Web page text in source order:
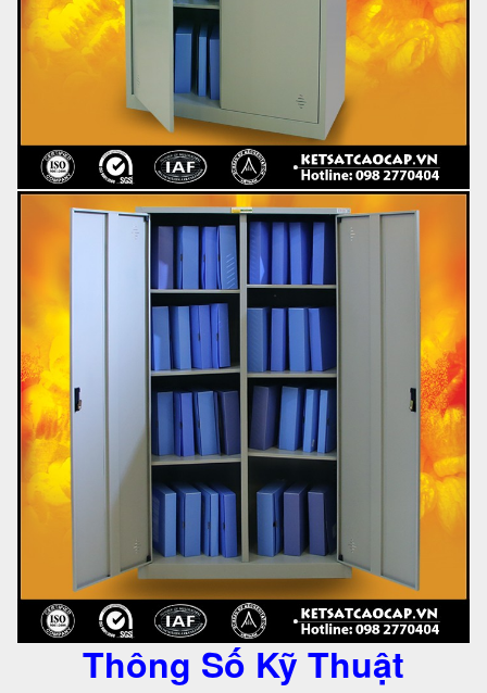
Thông Số Kỹ Thuật